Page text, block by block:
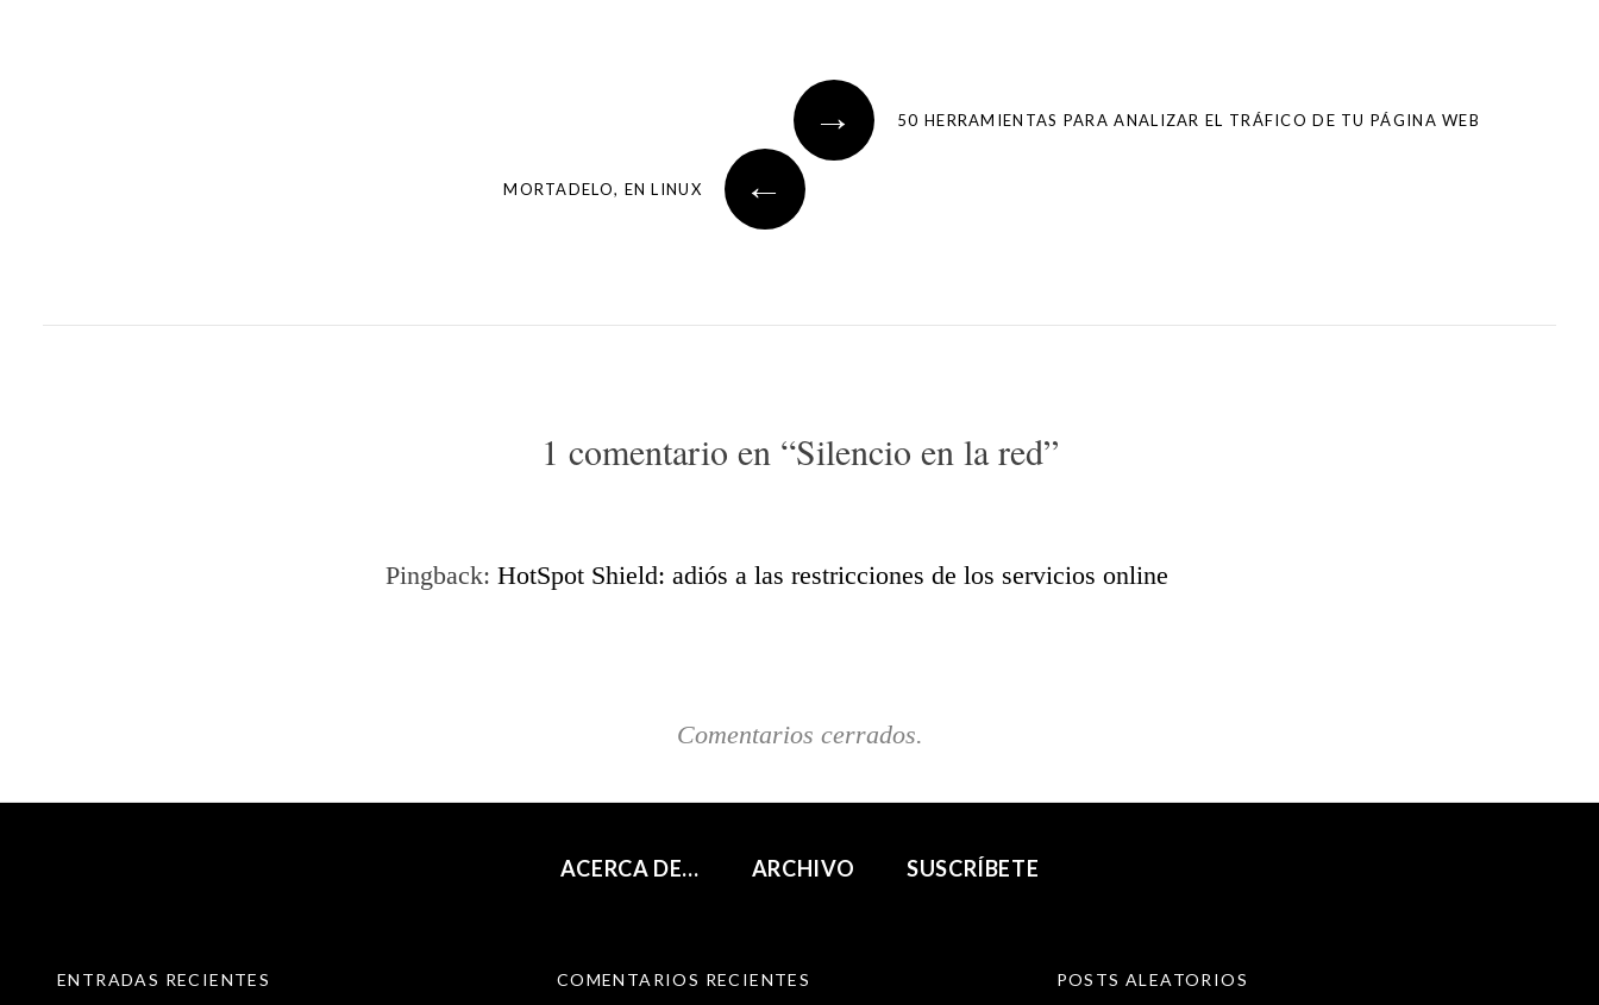
→ 50 HERRAMIENTAS PARA ANALIZAR EL TRÁFICO DE TU PÁGINA WEB
←
MORTADELO, EN LINUX
1 comentario en “Silencio en la red”
Pingback: HotSpot Shield: adiós a las restricciones de los servicios online
Comentarios cerrados.
ACERCA DE… ARCHIVO SUSCRÍBETE
ENTRADAS RECIENTES COMENTARIOS RECIENTES POSTS ALEATORIOS